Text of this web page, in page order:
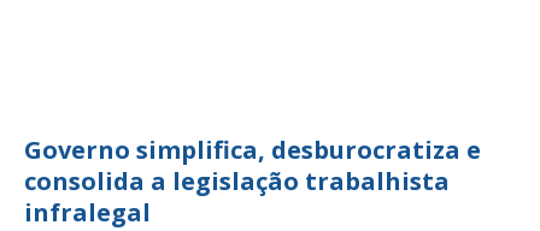
Governo simplifica, desburocratiza e
consolida a legislação trabalhista
infralegal